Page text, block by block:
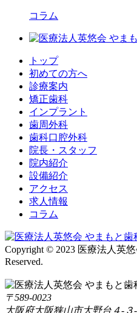
コラム
トップ
初めての方へ
診療案内
矯正歯科
インプラント
歯周外科
歯科口腔外科
院長・スタッフ
院内紹介
設備紹介
アクセス
求人情報
コラム
Copyright © 2023 医療法人英
Reserved.
〒589-0023
大阪府大阪狭山市大野台４-３